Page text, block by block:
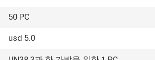
50 PC
usd 5.0